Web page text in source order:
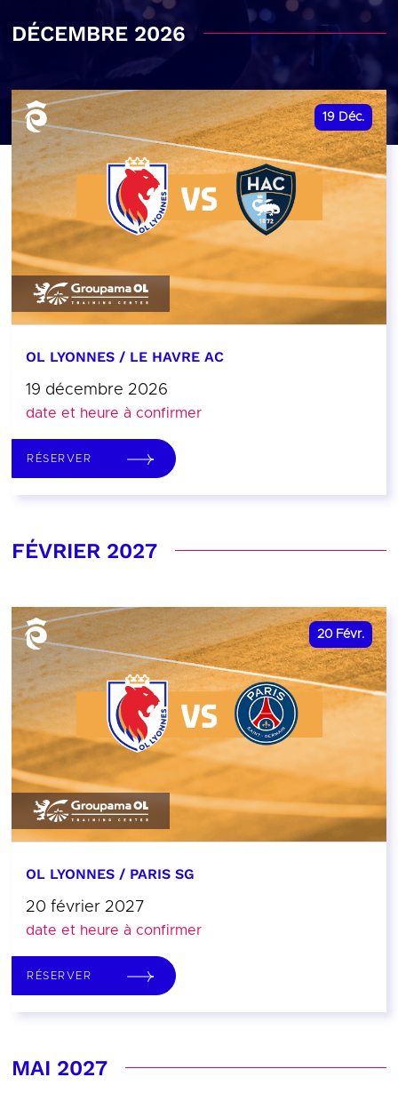
DÉCEMBRE 2026
19 Déc.
OL LYONNES / LE HAVRE AC
19 décembre 2026
date et heure à confirmer
RÉSERVER
FÉVRIER 2027
20 Févr.
OL LYONNES / PARIS SG
20 février 2027
date et heure à confirmer
RÉSERVER
MAI 2027